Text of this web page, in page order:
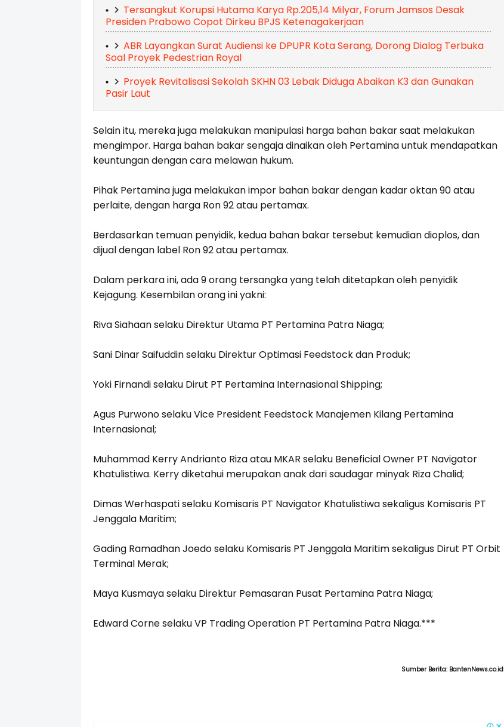
Tersangkut Korupsi Hutama Karya Rp.205,14 Milyar, Forum Jamsos Desak
Presiden Prabowo Copot Dirkeu BPJS Ketenagakerjaan
ABR Layangkan Surat Audiensi ke DPUPR Kota Serang, Dorong Dialog Terbuka
Soal Proyek Pedestrian Royal
Proyek Revitalisasi Sekolah SKHN 03 Lebak Diduga Abaikan K3 dan Gunakan
Pasir Laut
Selain itu, mereka juga melakukan manipulasi harga bahan bakar saat melakukan
mengimpor. Harga bahan bakar sengaja dinaikan oleh Pertamina untuk mendapatkan
keuntungan dengan cara melawan hukum.
Pihak Pertamina juga melakukan impor bahan bakar dengan kadar oktan 90 atau
perlaite, dengan harga Ron 92 atau pertamax.
Berdasarkan temuan penyidik, kedua bahan bakar tersebut kemudian dioplos, dan
dijual dengan label Ron 92 atau pertamax.
Dalam perkara ini, ada 9 orang tersangka yang telah ditetapkan oleh penyidik
Kejagung. Kesembilan orang ini yakni:
Riva Siahaan selaku Direktur Utama PT Pertamina Patra Niaga;
Sani Dinar Saifuddin selaku Direktur Optimasi Feedstock dan Produk;
Yoki Firnandi selaku Dirut PT Pertamina Internasional Shipping;
Agus Purwono selaku Vice President Feedstock Manajemen Kilang Pertamina
Internasional;
Muhammad Kerry Andrianto Riza atau MKAR selaku Beneficial Owner PT Navigator
Khatulistiwa. Kerry diketahui merupakan anak dari saudagar minyak Riza Chalid;
Dimas Werhaspati selaku Komisaris PT Navigator Khatulistiwa sekaligus Komisaris PT
Jenggala Maritim;
Gading Ramadhan Joedo selaku Komisaris PT Jenggala Maritim sekaligus Dirut PT Orbit
Terminal Merak;
Maya Kusmaya selaku Direktur Pemasaran Pusat Pertamina Patra Niaga;
Edward Corne selaku VP Trading Operation PT Pertamina Patra Niaga.***
Sumber Berita: BantenNews.co.id